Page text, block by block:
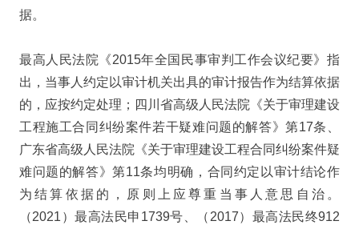
据。
最高人民法院《2015年全国民事审判工作会议纪要》指
出，当事人约定以审计机关出具的审计报告作为结算依据
的，应按约定处理；四川省高级人民法院《关于审理建设
工程施工合同纠纷案件若干疑难问题的解答》第17条、
广东省高级人民法院《关于审理建设工程合同纠纷案件疑
难问题的解答》第11条均明确，合同约定以审计结论作
为结算依据的，原则上应尊重当事人意思自治。
（2021）最高法民申1739号、（2017）最高法民终912